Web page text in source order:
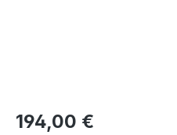
Regulärer Preis:
194,00 €